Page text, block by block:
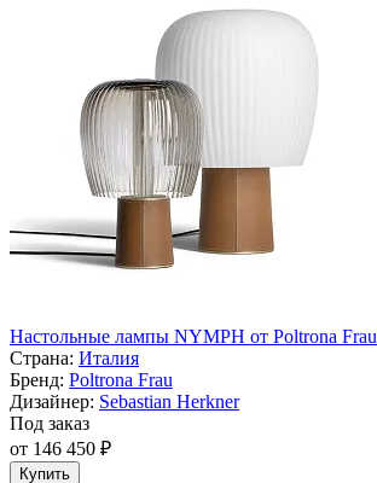
Настольные лампы NYMPH от Poltrona Frau
Страна: Италия
Бренд: Poltrona Frau
Дизайнер: Sebastian Herkner
Под заказ
от 146 450 ₽
Купить